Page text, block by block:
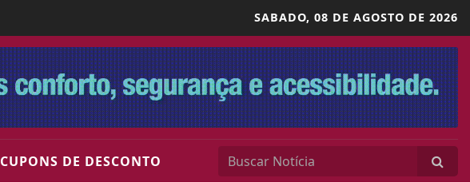
SABADO, 08 DE AGOSTO DE 2026
CUPONS DE DESCONTO